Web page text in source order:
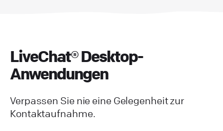
LiveChat® Desktop-
Anwendungen
Verpassen Sie nie eine Gelegenheit zur
Kontaktaufnahme.